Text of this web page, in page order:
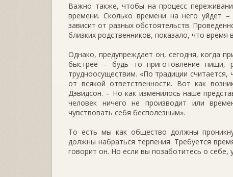
Важно также, чтобы на процесс
времени. Сколько времени на него уйдет
зависит от разных обстоятельств.
близких родственников, показало, что
Однако, предупреждает он, сегодня, когда
быстрее – будь то приготовление пищи,
трудноосуществим. «По традиции
от всякой ответственности. Вот как
Дэвидсон. – Но как изменилось наше
человек ничего не производит или
чувствовать себя бесполезным».
То есть мы как общество должны
должны набраться терпения. Требуется
говорит он. Но если вы позаботитесь о себе,